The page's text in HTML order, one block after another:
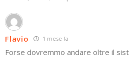
Flavio 1 mese fa
Forse dovremmo andare oltre il